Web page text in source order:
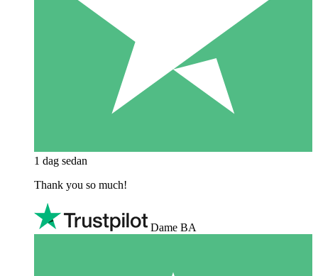
1 dag sedan
Thank you so much!
Dame BA